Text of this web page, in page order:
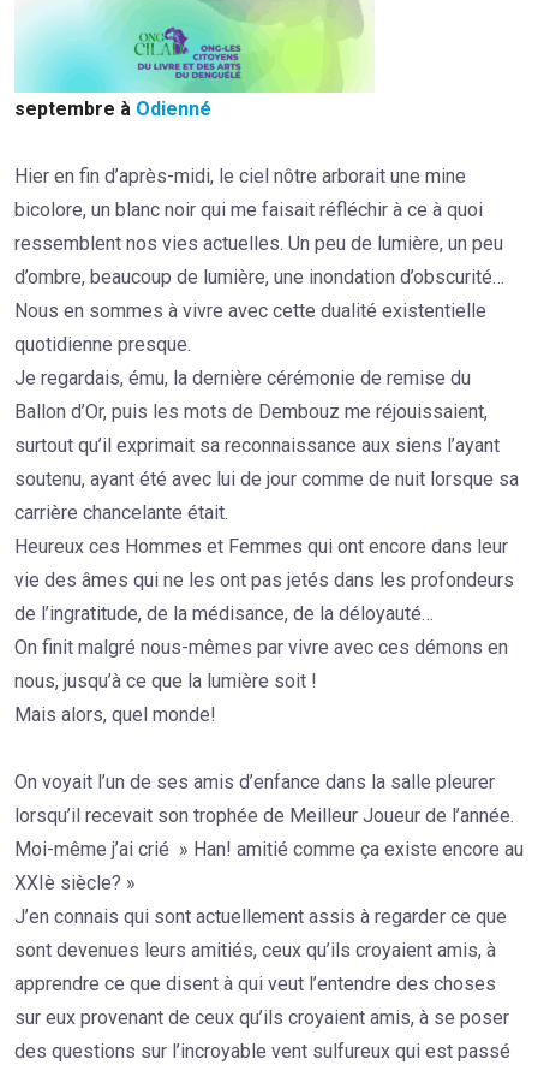
septembre à Odienné
Hier en fin d’après-midi, le ciel nôtre arborait une mine
bicolore, un blanc noir qui me faisait réfléchir à ce à quoi
ressemblent nos vies actuelles. Un peu de lumière, un peu
d’ombre, beaucoup de lumière, une inondation d’obscurité…
Nous en sommes à vivre avec cette dualité existentielle
quotidienne presque.
Je regardais, ému, la dernière cérémonie de remise du
Ballon d’Or, puis les mots de Dembouz me réjouissaient,
surtout qu’il exprimait sa reconnaissance aux siens l’ayant
soutenu, ayant été avec lui de jour comme de nuit lorsque sa
carrière chancelante était.
Heureux ces Hommes et Femmes qui ont encore dans leur
vie des âmes qui ne les ont pas jetés dans les profondeurs
de l’ingratitude, de la médisance, de la déloyauté…
On finit malgré nous-mêmes par vivre avec ces démons en
nous, jusqu’à ce que la lumière soit !
Mais alors, quel monde!
On voyait l’un de ses amis d’enfance dans la salle pleurer
lorsqu’il recevait son trophée de Meilleur Joueur de l’année.
Moi-même j’ai crié » Han! amitié comme ça existe encore au
XXIè siècle? »
J’en connais qui sont actuellement assis à regarder ce que
sont devenues leurs amitiés, ceux qu’ils croyaient amis, à
apprendre ce que disent à qui veut l’entendre des choses
sur eux provenant de ceux qu’ils croyaient amis, à se poser
des questions sur l’incroyable vent sulfureux qui est passé